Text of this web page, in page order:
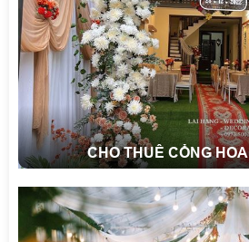
CHO THUÊ CỔNG